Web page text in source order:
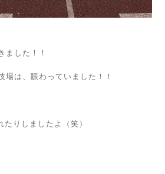
ました！！
場は、賑わっていました！！
りしましたよ（笑）